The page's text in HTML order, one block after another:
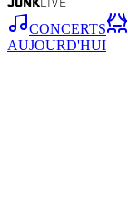
CONCERTS
AUJOURD'HUI